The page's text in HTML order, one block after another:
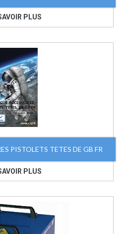
PLUS
PISTOLETS TETES DE GB FR
PLUS